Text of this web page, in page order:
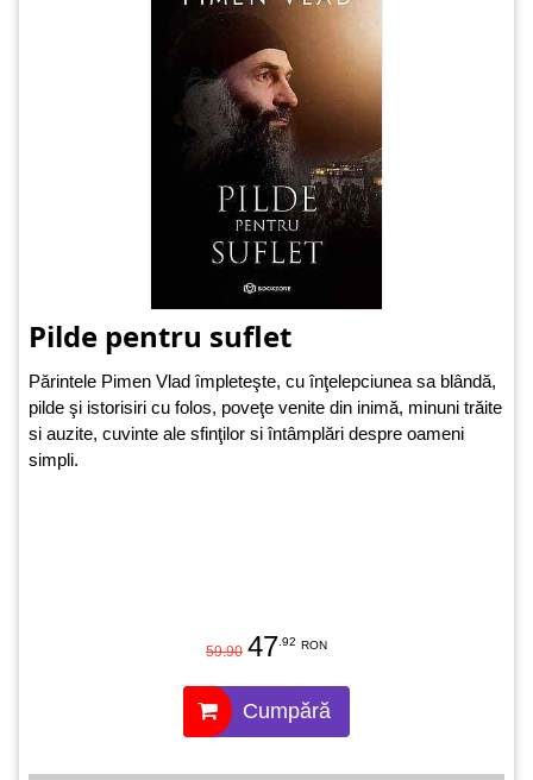
Pilde pentru suflet
Părintele Pimen Vlad împleteşte, cu înţelepciunea sa blândă,
pilde şi istorisiri cu folos, poveţe venite din inimă, minuni trăite
si auzite, cuvinte ale sfinţilor si întâmplări despre oameni
simpli.
59.90 47 .92 RON
Cumpără